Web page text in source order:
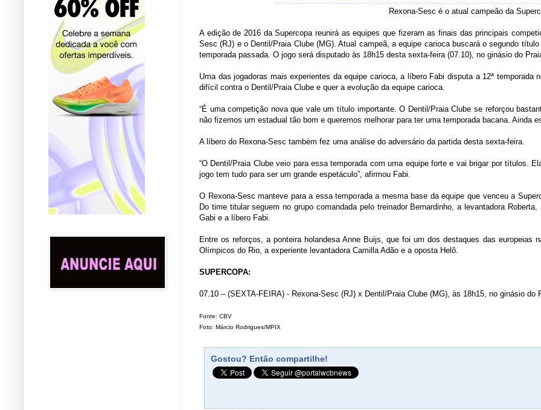
Rexona-Sesc é o atual campeão da
A edição de 2016 da Supercopa reunirá as equipes que fizeram as finais das principais
Sesc (RJ) e o Dentil/Praia Clube (MG). Atual campeã, a equipe carioca buscará o segundo
temporada passada. O jogo será disputado às 18h15 desta sexta-feira (07.10), no ginásio do
Uma das jogadoras mais experientes da equipe carioca, a líbero Fabi disputa a 12ª temporada
difícil contra o Dentil/Praia Clube e quer a evolução da equipe carioca.
“É uma competição nova que vale um título importante. O Dentil/Praia Clube se reforçou
não fizemos um estadual tão bom e queremos melhorar para ter uma temporada bacana. Ainda
A líbero do Rexona-Sesc também fez uma análise do adversário da partida desta sexta-feira.
“O Dentil/Praia Clube veio para essa temporada com uma equipe forte e vai brigar por títulos.
jogo tem tudo para ser um grande espetáculo”, afirmou Fabi.
O Rexona-Sesc manteve para a essa temporada a mesma base da equipe que venceu a
Do time titular seguem no grupo comandada pelo treinador Bernardinho, a levantadora
Gabi e a líbero Fabi.
Entre os reforços, a ponteira holandesa Anne Buijs, que foi um dos destaques das europeias
Olímpicos do Rio, a experiente levantadora Camilla Adão e a oposta Helô.
SUPERCOPA:
07.10 – (SEXTA-FEIRA) - Rexona-Sesc (RJ) x Dentil/Praia Clube (MG), às 18h15, no ginásio do
Fonte: CBV
Foto: Márcio Rodrigues/MPIX
Gostou? Então compartilhe!